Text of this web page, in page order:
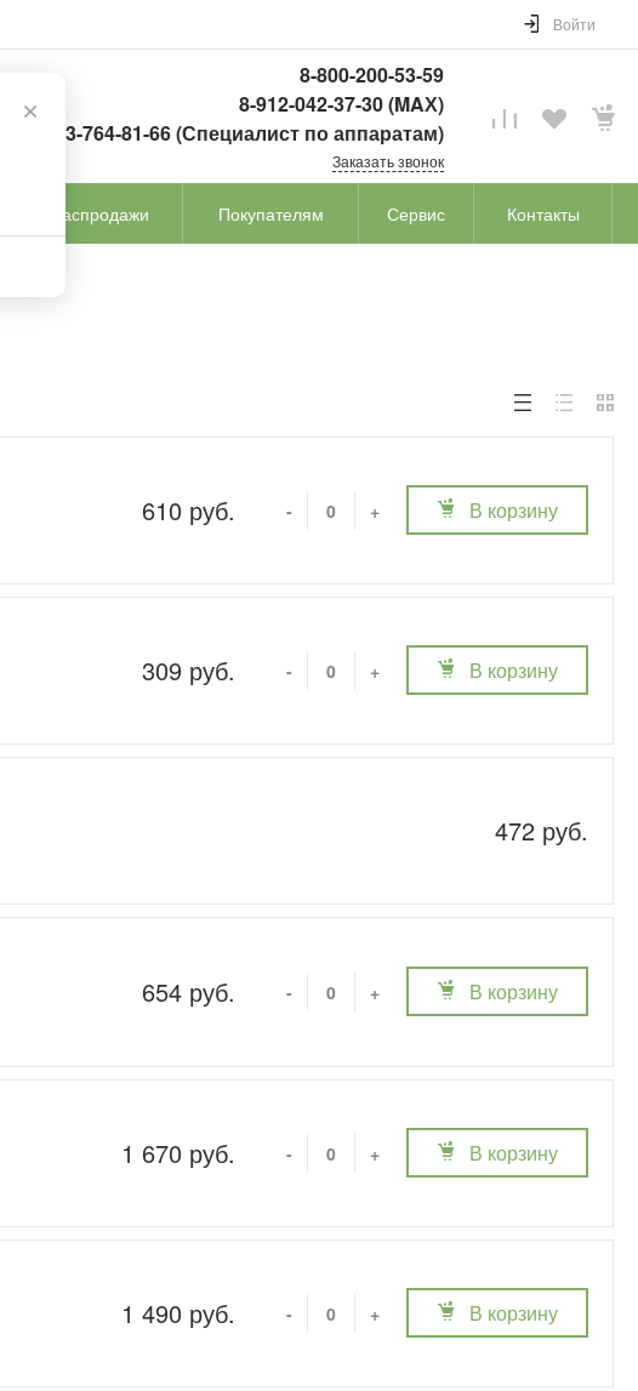
Войти
8-800-200-53-59
8-912-042-37-30 (MAХ)
8-963-764-81-66 (Специалист по аппаратам)
Заказать звонок
Распродажи Покупателям Сервис Контакты
610 руб. - + В корзину
309 руб. - + В корзину
472 руб.
654 руб. - + В корзину
1 670 руб. - + В корзину
1 490 руб. - + В корзину